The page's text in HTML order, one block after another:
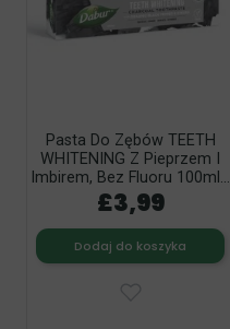
Pasta Do Zębów TEETH
WHITENING Z Pieprzem I
Imbirem, Bez Fluoru 100ml...
£3,99
Dodaj do koszyka